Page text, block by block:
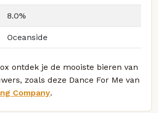
8.0%
Oceanside
ontdek je de mooiste bieren van
zoals deze Dance For Me van
Company.